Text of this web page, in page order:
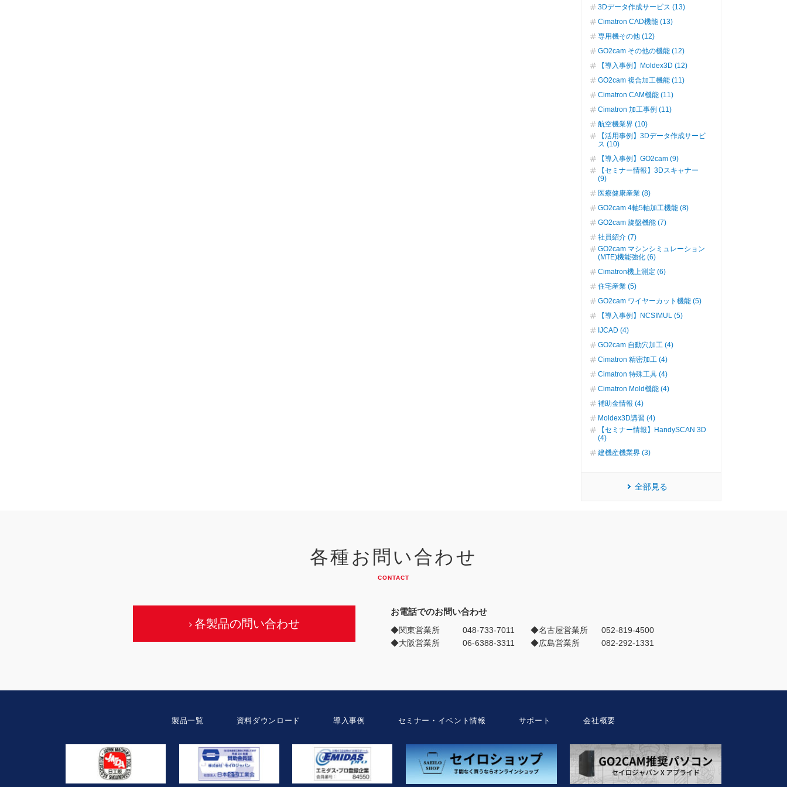
3Dデータ作成サービス (13)
Cimatron CAD機能 (13)
専用機その他 (12)
GO2cam その他の機能 (12)
【導入事例】Moldex3D (12)
GO2cam 複合加工機能 (11)
Cimatron CAM機能 (11)
Cimatron 加工事例 (11)
航空機業界 (10)
【活用事例】3Dデータ作成サービ
ス (10)
【導入事例】GO2cam (9)
【セミナー情報】3Dスキャナー
(9)
医療健康産業 (8)
GO2cam 4軸5軸加工機能 (8)
GO2cam 旋盤機能 (7)
社員紹介 (7)
GO2cam マシンシミュレーション
(MTE)機能強化 (6)
Cimatron機上測定 (6)
住宅産業 (5)
GO2cam ワイヤーカット機能 (5)
【導入事例】NCSIMUL (5)
IJCAD (4)
GO2cam 自動穴加工 (4)
Cimatron 精密加工 (4)
Cimatron 特殊工具 (4)
Cimatron Mold機能 (4)
補助金情報 (4)
Moldex3D講習 (4)
【セミナー情報】HandySCAN 3D
(4)
建機産機業界 (3)
全部見る
各種お問い合わせ
CONTACT
各製品の問い合わせ
お電話でのお問い合わせ
◆関東営業所 048-733-7011 ◆名古屋営業所
052-819-4500
◆大阪営業所
06-6388-3311 ◆広島営業所 082-292-1331
製品一覧 資料ダウンロード 導入事例 セミナー・イベント情報 サポート 会社概要